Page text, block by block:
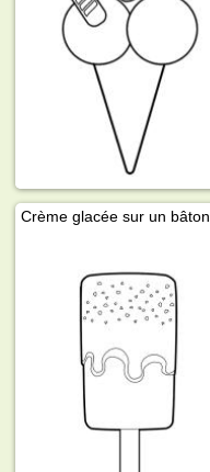
Crème glacée sur un bâton